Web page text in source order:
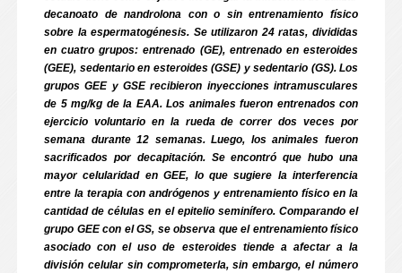
decanoato de nandrolona con o sin entrenamiento físico
sobre la espermatogénesis. Se utilizaron 24 ratas, divididas
en cuatro grupos: entrenado (GE), entrenado en esteroides
(GEE), sedentario en esteroides (GSE) y sedentario (GS). Los
grupos GEE y GSE recibieron inyecciones intramusculares
de 5 mg/kg de la EAA. Los animales fueron entrenados con
ejercicio voluntario en la rueda de correr dos veces por
semana durante 12 semanas. Luego, los animales fueron
sacrificados por decapitación. Se encontró que hubo una
mayor celularidad en GEE, lo que sugiere la interferencia
entre la terapia con andrógenos y entrenamiento físico en la
cantidad de células en el epitelio seminífero. Comparando el
grupo GEE con el GS, se observa que el entrenamiento físico
asociado con el uso de esteroides tiende a afectar a la
división celular sin comprometerla, sin embargo, el número